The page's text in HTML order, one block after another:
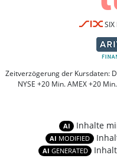
SIX
Zeitverzögerung der Kursdaten:
NYSE +20 Min. AMEX +20
AI Inhalte
AI MODIFIED
AI GENERATED